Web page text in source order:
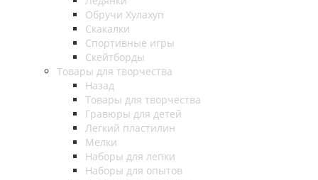
Обручи Хулахуп
Скакалки
Спортивные игры
Скейтборды
Товары для творчества
Назад
Товары для творчества
Гравюры для детей
Легкий пластилин
Мелки
Наборы для лепки
Наборы для опытов